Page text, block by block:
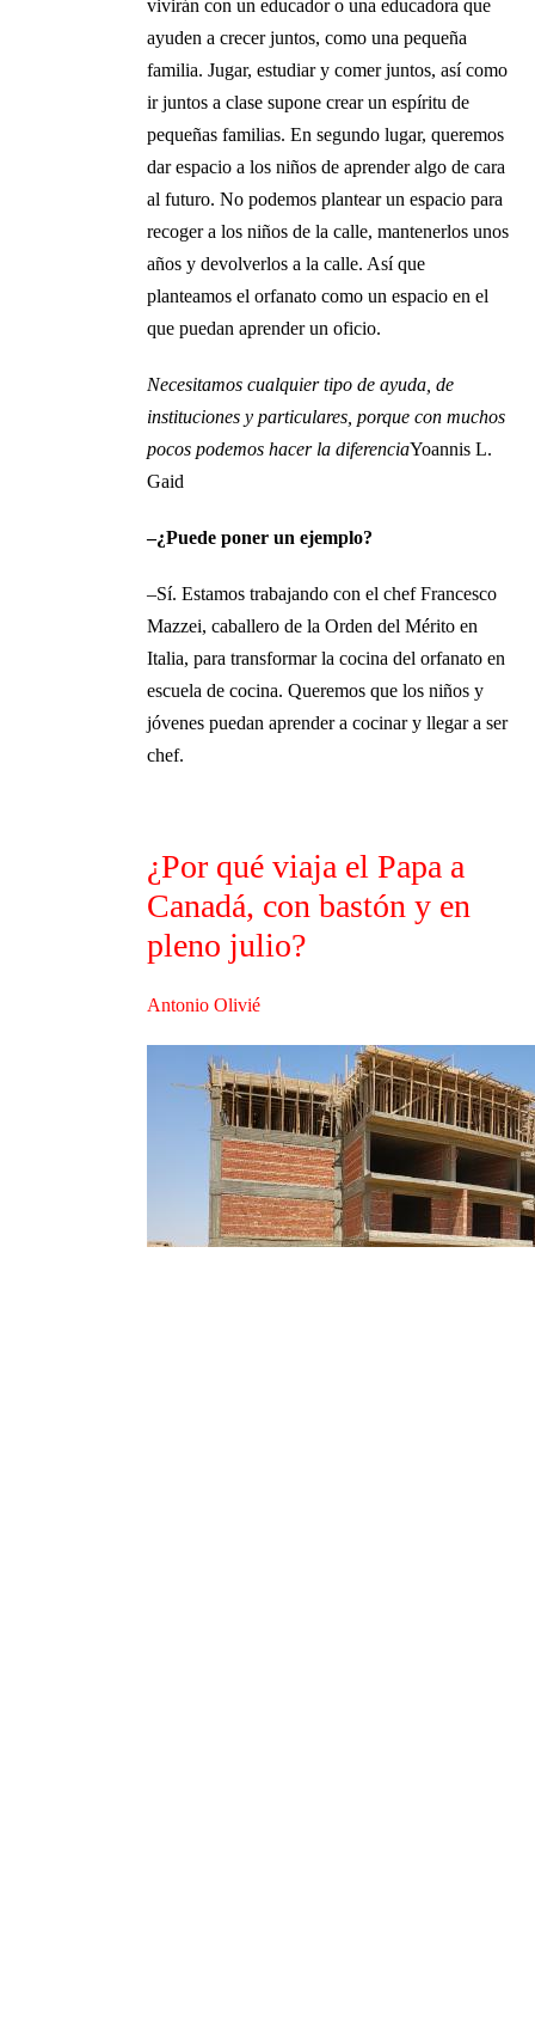
vivirán con un educador o una educadora que
ayuden a crecer juntos, como una pequeña
familia. Jugar, estudiar y comer juntos, así como
ir juntos a clase supone crear un espíritu de
pequeñas familias. En segundo lugar, queremos
dar espacio a los niños de aprender algo de cara
al futuro. No podemos plantear un espacio para
recoger a los niños de la calle, mantenerlos unos
años y devolverlos a la calle. Así que
planteamos el orfanato como un espacio en el
que puedan aprender un oficio.
Necesitamos cualquier tipo de ayuda, de
instituciones y particulares, porque con muchos
pocos podemos hacer la diferenciaYoannis L.
Gaid
–¿Puede poner un ejemplo?
–Sí. Estamos trabajando con el chef Francesco
Mazzei, caballero de la Orden del Mérito en
Italia, para transformar la cocina del orfanato en
escuela de cocina. Queremos que los niños y
jóvenes puedan aprender a cocinar y llegar a ser
chef.
¿Por qué viaja el Papa a
Canadá, con bastón y en
pleno julio?
Antonio Olivié